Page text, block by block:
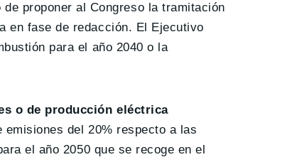
de proponer al Congreso la tramitación
en fase de redacción. El Ejecutivo
para el año 2040 o la
o de producción eléctrica
emisiones del 20% respecto a las
el año 2050 que se recoge en el